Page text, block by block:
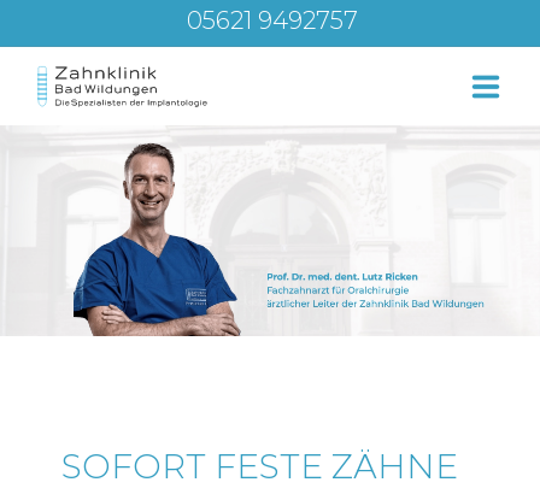
05621 9492757
Über uns
Leistungen
Service – Beratung
Kontakt
SOFORT FESTE ZÄHNE